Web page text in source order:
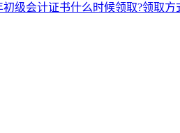
初级会计证书什么时候领取?领取方